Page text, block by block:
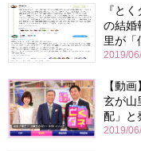
『と
の結婚
里が「
2019/
【動
玄が山
配」と
2019/